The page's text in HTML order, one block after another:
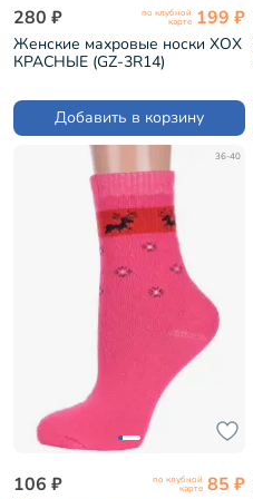
280 ₽ по клубной
карте 199 ₽
Женские махровые носки ХОХ
КРАСНЫЕ (GZ-3R14)
Добавить в корзину
36-40
106 ₽ по клубной
карте 85 ₽